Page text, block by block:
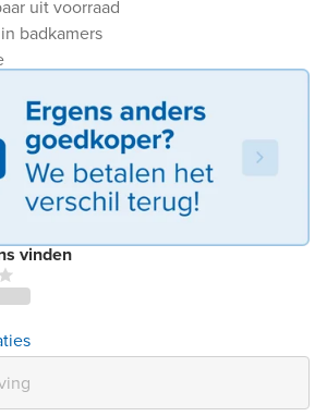
uit voorraad
badkamers
vinden